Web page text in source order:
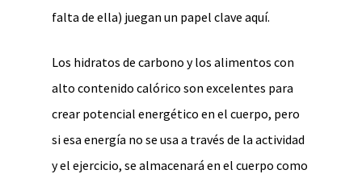
falta de ella) juegan un papel clave aquí.
Los hidratos de carbono y los alimentos con
alto contenido calórico son excelentes para
crear potencial energético en el cuerpo, pero
si esa energía no se usa a través de la actividad
y el ejercicio, se almacenará en el cuerpo como